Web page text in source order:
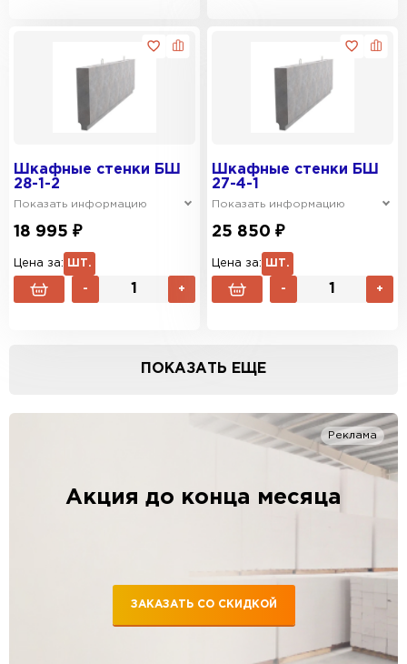
Шкафные стенки БШ
28-1-2
Показать информацию
18 995 ₽
Цена за: ШТ.
- +
Шкафные стенки БШ
27-4-1
Показать информацию
25 850 ₽
Цена за: ШТ.
- +
ПОКАЗАТЬ ЕЩЕ
Реклама
Акция до конца месяца
ЗАКАЗАТЬ СО СКИДКОЙ